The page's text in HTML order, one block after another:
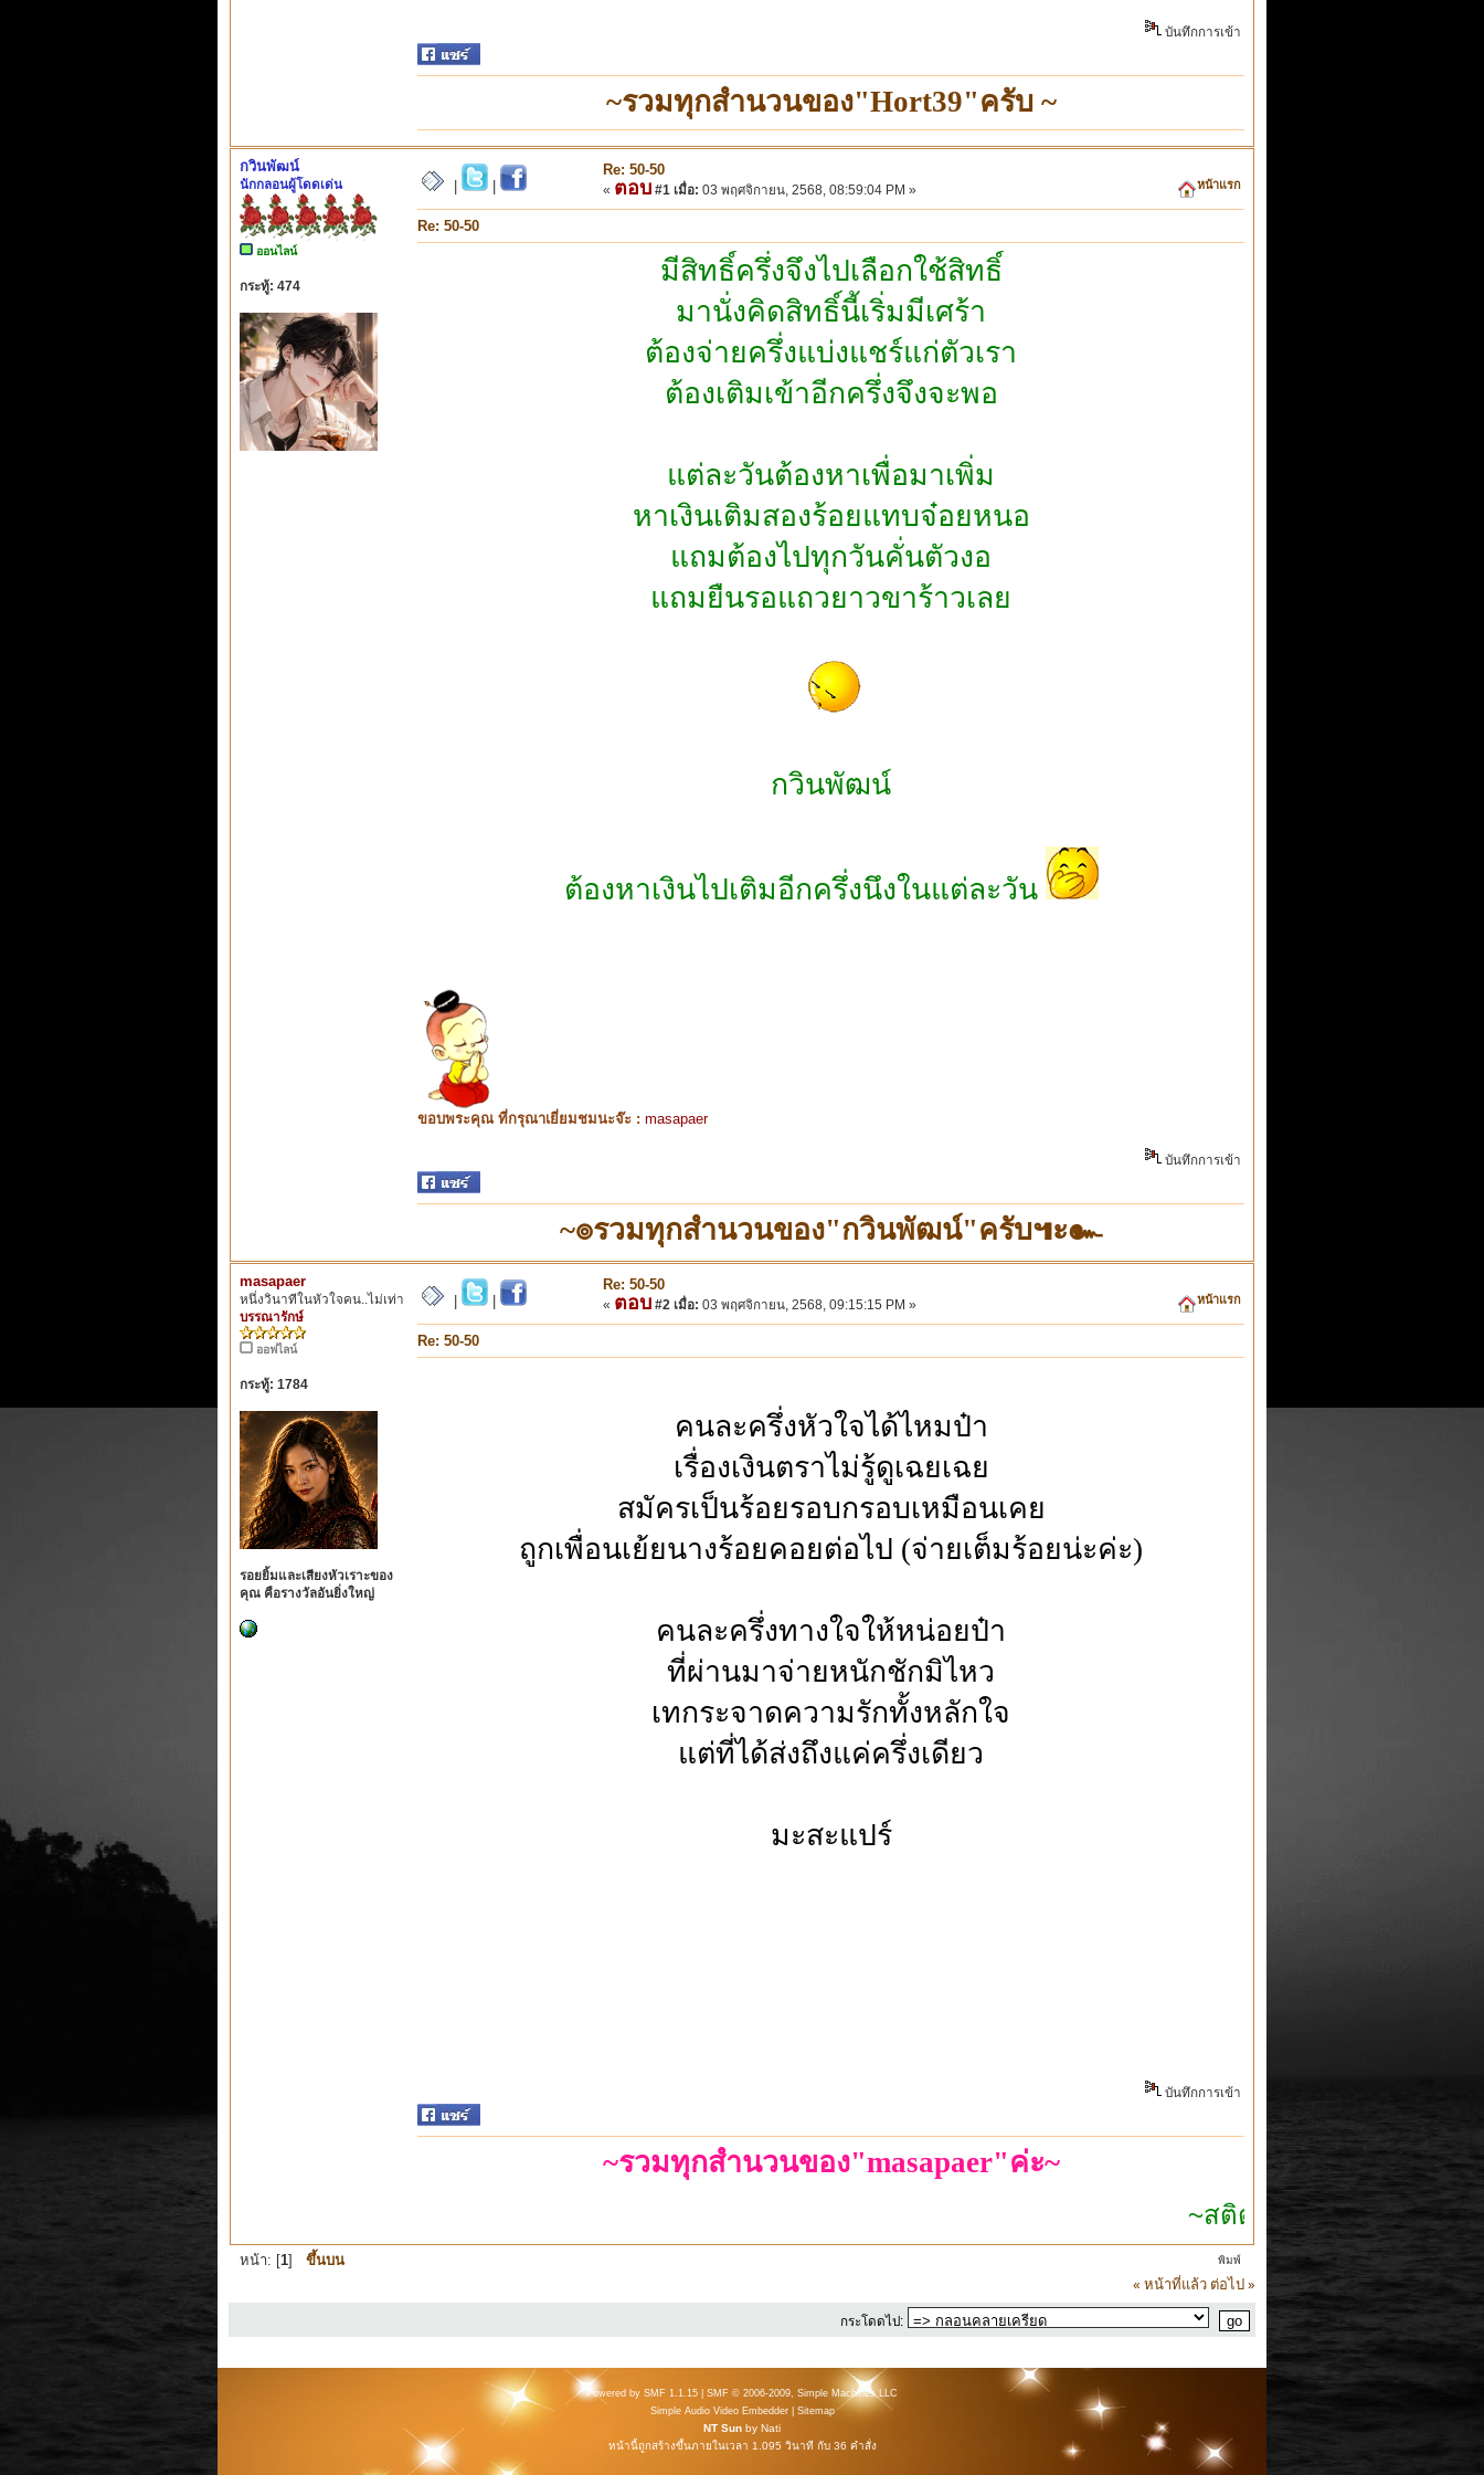
บันทึกการเข้า
~รวมทุกสำนวนของ"Hort39"ครับ ~
กวินพัฒน์
นักกลอนผู้โดดเด่น
ออนไลน์
กระทู้: 474
Re: 50-50
« ตอบ #1 เมื่อ: 03 พฤศจิกายน, 2568, 08:59:04 PM » หน้าแรก
Re: 50-50
มีสิทธิ์ครึ่งจึงไปเลือกใช้สิทธิ์
มานั่งคิดสิทธิ์นี้เริ่มมีเศร้า
ต้องจ่ายครึ่งแบ่งแชร์แก่ตัวเรา
ต้องเติมเข้าอีกครึ่งจึงจะพอ
แต่ละวันต้องหาเพื่อมาเพิ่ม
หาเงินเติมสองร้อยแทบจ๋อยหนอ
แถมต้องไปทุกวันคั่นตัวงอ
แถมยืนรอแถวยาวขาร้าวเลย
กวินพัฒน์
ต้องหาเงินไปเติมอีกครึ่งนึงในแต่ละวัน
ขอบพระคุณ ที่กรุณาเยี่ยมชมนะจ๊ะ : masapaer
บันทึกการเข้า
~๏รวมทุกสำนวนของ"กวินพัฒน์"ครับ๚ะ๛
masapaer
หนึ่งวินาทีในหัวใจคน..ไม่เท่า
บรรณารักษ์
ออฟไลน์
กระทู้: 1784
รอยยิ้มและเสียงหัวเราะของ
คุณ คือรางวัลอันยิ่งใหญ่
Re: 50-50
« ตอบ #2 เมื่อ: 03 พฤศจิกายน, 2568, 09:15:15 PM » หน้าแรก
Re: 50-50
คนละครึ่งหัวใจได้ไหมป๋า
เรื่องเงินตราไม่รู้ดูเฉยเฉย
สมัครเป็นร้อยรอบกรอบเหมือนเคย
ถูกเพื่อนเย้ยนางร้อยคอยต่อไป (จ่ายเต็มร้อยน่ะค่ะ)
คนละครึ่งทางใจให้หน่อยป๋า
ที่ผ่านมาจ่ายหนักชักมิไหว
เทกระจาดความรักทั้งหลักใจ
แต่ที่ได้ส่งถึงแค่ครึ่งเดียว
มะสะแปร์
บันทึกการเข้า
~รวมทุกสำนวนของ"masapaer"ค่ะ~
~สติตัวเดียวก็เอาอยู่~
หน้า: [1] ขึ้นบน พิมพ์
« หน้าที่แล้ว ต่อไป »
กระโดดไป:
Powered by SMF 1.1.15
SMF © 2006-2009, Simple Machines LLC
Simple Audio Video Embedder
Sitemap
NT Sun by Nati
หน้านี้ถูกสร้างขึ้นภายในเวลา 1.095 วินาที กับ 36 คำสั่ง